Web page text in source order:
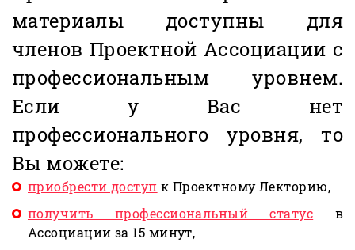
материалы доступны для
членов Проектной Ассоциации с
профессиональным уровнем.
Если у Вас нет
профессионального уровня, то
Вы можете:
приобрести доступ к Проектному Лекторию,
получить профессиональный статус в
Ассоциации за 15 минут,